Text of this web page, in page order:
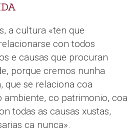
a cultura «ten que
con todos
e causas que procuran
porque cremos nunha
que se relaciona coa
ambiente, co patrimonio, coa
todas as causas xustas,
ca nunca».